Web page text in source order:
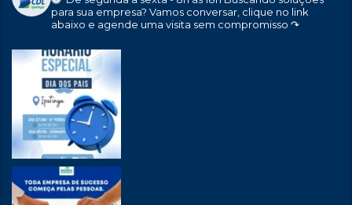
para sua empresa? Vamos conversar, clique no link
abaixo e agende uma visita sem compromisso ↷